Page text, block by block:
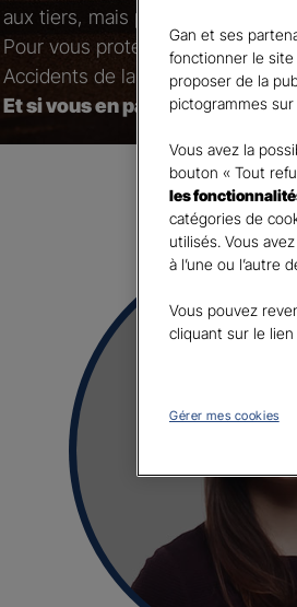
aux tiers, mais pas ceux que
Pour vous protéger ainsi que
Accidents de la Vie !
Et si vous en parliez avec votre
Gan et ses
fonctionner le
proposer de la
pictogrammes
Vous avez la
bouton « Tout
les
catégories de
utilisés. Vous
à l’une ou l’autre
Vous pouvez
cliquant sur le lien
Gérer mes cookies